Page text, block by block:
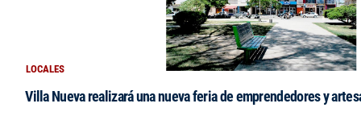
LOCALES
Villa Nueva realizará una nueva feria de emprendedores y